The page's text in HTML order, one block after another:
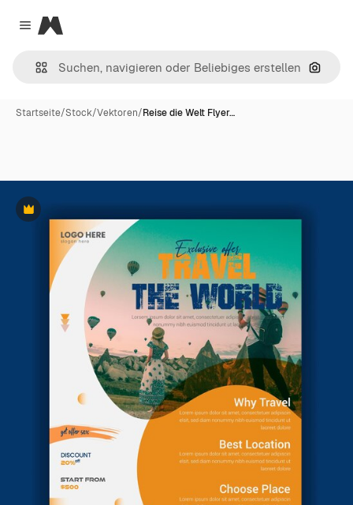
Close menu
Magnific
Nach
Startseite/Stock/Vektoren/Reise die Welt Flyer…
Premium